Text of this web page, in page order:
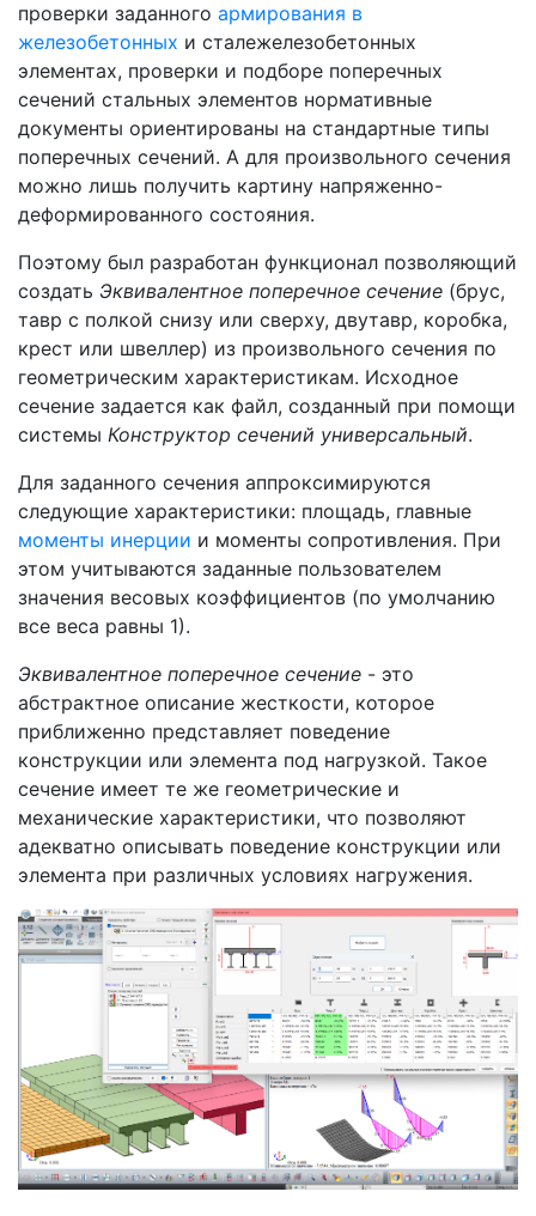
проверки заданного армирования в
железобетонных и сталежелезобетонных
элементах, проверки и подборе поперечных
сечений стальных элементов нормативные
документы ориентированы на стандартные типы
поперечных сечений. А для произвольного сечения
можно лишь получить картину напряженно-
деформированного состояния.
Поэтому был разработан функционал позволяющий
создать Эквивалентное поперечное сечение (брус,
тавр с полкой снизу или сверху, двутавр, коробка,
крест или швеллер) из произвольного сечения по
геометрическим характеристикам. Исходное
сечение задается как файл, созданный при помощи
системы Конструктор сечений универсальный.
Для заданного сечения аппроксимируются
следующие характеристики: площадь, главные
моменты инерции и моменты сопротивления. При
этом учитываются заданные пользователем
значения весовых коэффициентов (по умолчанию
все веса равны 1).
Эквивалентное поперечное сечение - это
абстрактное описание жесткости, которое
приближенно представляет поведение
конструкции или элемента под нагрузкой. Такое
сечение имеет те же геометрические и
механические характеристики, что позволяют
адекватно описывать поведение конструкции или
элемента при различных условиях нагружения.